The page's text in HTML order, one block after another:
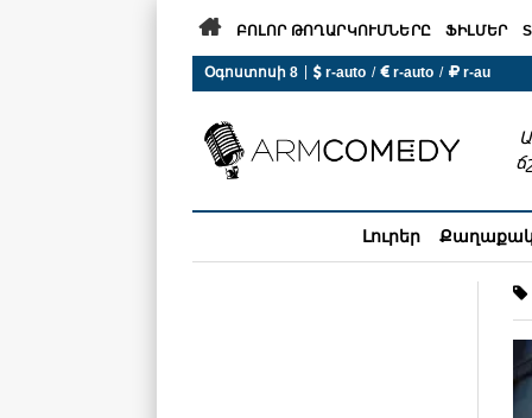
 ԲՈԼՈՐ ԹՈՂԱՐԿՈՒՄՆԵՐԸ ՖԻԼՄԵՐ
Օգոստոսի 8 |  r-auto /  r-auto /  r-au
Լուրեր